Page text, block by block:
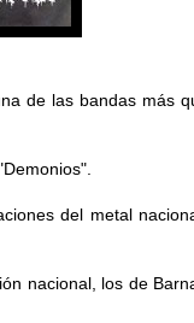
de las bandas más
del metal
nacional, los de